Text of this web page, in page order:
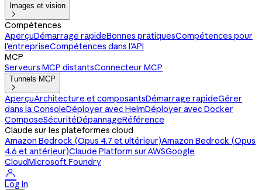
Images et vision

Compétences
AperçuDémarrage rapideBonnes pratiquesCompétences pour
l'entrepriseCompétences dans l'API
MCP
Serveurs MCP distantsConnecteur MCP
Tunnels MCP

AperçuArchitecture et composantsDémarrage rapideGérer
dans la ConsoleDéployer avec HelmDéployer avec Docker
ComposeSécuritéDépannageRéférence
Claude sur les plateformes cloud
Amazon Bedrock (Opus 4.7 et ultérieur)Amazon Bedrock (Opus
4.6 et antérieur)Claude Platform sur AWSGoogle
CloudMicrosoft Foundry

Log in